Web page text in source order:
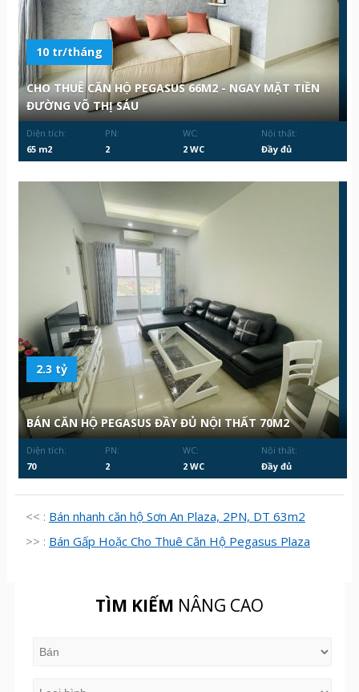
10 tr/tháng
CHO THUÊ CĂN HỘ PEGASUS 66M2 - NGAY MẶT TIỀN
ĐƯỜNG VÕ THỊ SÁU
Diện tích:
65 m2
PN:
2
WC:
2 WC
Nội thất:
Đầy đủ
2.3 tỷ
BÁN CĂN HỘ PEGASUS ĐẦY ĐỦ NỘI THẤT 70M2
Diện tích:
70
PN:
2
WC:
2 WC
Nội thất:
Đầy đủ
<< : Bán nhanh căn hộ Sơn An Plaza, 2PN, DT 63m2
>> : Bán Gấp Hoặc Cho Thuê Căn Hộ Pegasus Plaza
TÌM KIẾM NÂNG CAO